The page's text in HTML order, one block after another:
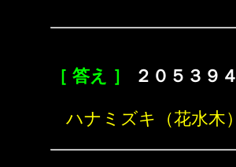
［ 答え ］ ２０５３９４
ハナミズキ（花水木）